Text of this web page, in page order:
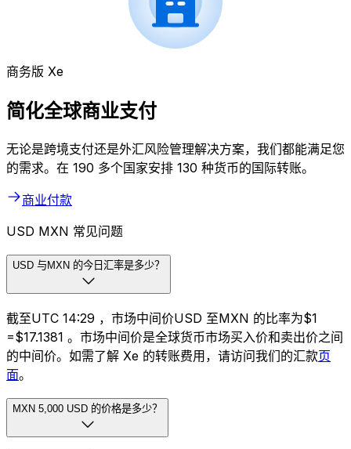
商务版 Xe
简化全球商业支付
无论是跨境支付还是外汇风险管理解决方案，我们都能满足您
的需求。在 190 多个国家安排 130 种货币的国际转账。
商业付款
USD MXN 常见问题
USD 与MXN 的今日汇率是多少？
截至UTC 14:29 ，市场中间价USD 至MXN 的比率为$1
=$17.1381 。市场中间价是全球货币市场买入价和卖出价之间
的中间价。如需了解 Xe 的转账费用，请访问我们的汇款页
面。
MXN 5,000 USD 的价格是多少？